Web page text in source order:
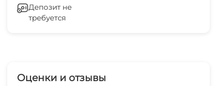
Депозит не
требуется
Оценки и отзывы